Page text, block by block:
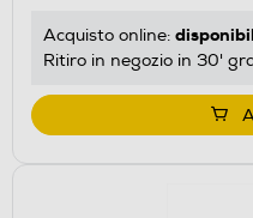
Acquisto online:
Ritiro in negozio in 30'